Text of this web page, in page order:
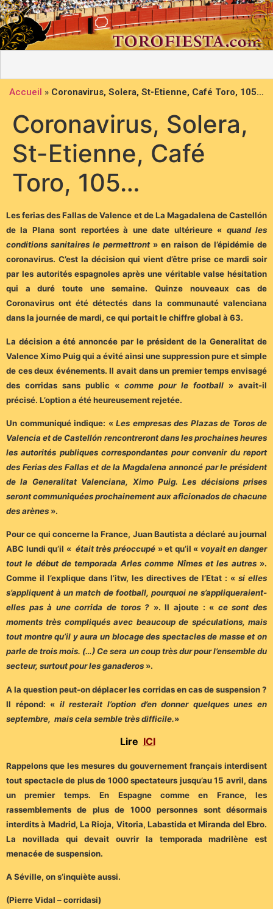
Accueil » Coronavirus, Solera, St-Etienne, Café Toro, 105…
Coronavirus, Solera,
St-Etienne, Café
Toro, 105…
Les ferias des Fallas de Valence et de La Magadalena de Castellón
de la Plana sont reportées à une date ultérieure « quand les
conditions sanitaires le permettront» en raison de l’épidémie de
coronavirus. C’est la décision qui vient d’être prise ce mardi soir
par les autorités espagnoles après une véritable valse hésitation
qui a duré toute une semaine. Quinze nouveaux cas de
Coronavirus ont été détectés dans la communauté valenciana
dans la journée de mardi, ce qui portait le chiffre global à 63.
La décision a été annoncée par le président de la Generalitat de
Valence Ximo Puig qui a évité ainsi une suppression pure et simple
de ces deux événements. Il avait dans un premier temps envisagé
des corridas sans public « comme pour le football » avait-il
précisé. L’option a été heureusement rejetée.
Un communiqué indique: « Les empresas des Plazas de Toros de
Valencia et de Castellón rencontreront dans les prochaines heures
les autorités publiques correspondantes pour convenir du report
des Ferias des Fallas et de la Magdalena annoncé par le président
de la Generalitat Valenciana, Ximo Puig. Les décisions prises
seront communiquées prochainement aux aficionados de chacune
des arènes ».
Pour ce qui concerne la France, Juan Bautista a déclaré au journal
ABC lundi qu’il « était très préoccupé » et qu’il « voyait en danger
tout le début de temporada Arles comme Nîmes et les autres».
Comme il l’explique dans l’itw, les directives de l’Etat : « si elles
s’appliquent à un match de football, pourquoi ne s’appliqueraient-
elles pas à une corrida de toros ? ». Il ajoute : « ce sont des
moments très compliqués avec beaucoup de spéculations, mais
tout montre qu’il y aura un blocage des spectacles de masse et on
parle de trois mois. (…) Ce sera un coup très dur pour l’ensemble du
secteur, surtout pour les ganaderos ».
A la question peut-on déplacer les corridas en cas de suspension ?
Il répond: « il resterait l’option d’en donner quelques unes en
septembre, mais cela semble très difficile.»
Lire ICI
Rappelons que les mesures du gouvernement français interdisent
tout spectacle de plus de 1000 spectateurs jusqu’au 15 avril, dans
un premier temps. En Espagne comme en France, les
rassemblements de plus de 1000 personnes sont désormais
interdits à Madrid, La Rioja, Vitoria, Labastida et Miranda del Ebro.
La novillada qui devait ouvrir la temporada madrilène est
menacée de suspension.
A Séville, on s’inquiète aussi.
(Pierre Vidal – corridasi)